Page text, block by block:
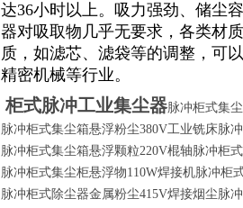
达36小时以上。吸力强劲、储尘
器对吸取物几乎无要求，各类材
质，如滤芯、滤袋等的调整，可
精密机械等行业。
柜式脉冲工业集尘器脉冲柜式集
脉冲柜式集尘箱悬浮粉尘380V工业铣床脉
脉冲柜式集尘箱悬浮颗粒220V棍轴脉冲柜
脉冲柜式集尘柜悬浮物110W焊接机脉冲柜
脉冲柜式除尘器金属粉尘415V焊接烟尘脉